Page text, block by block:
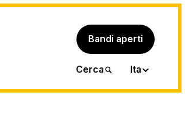
Bandi aperti
Cerca ItaEng